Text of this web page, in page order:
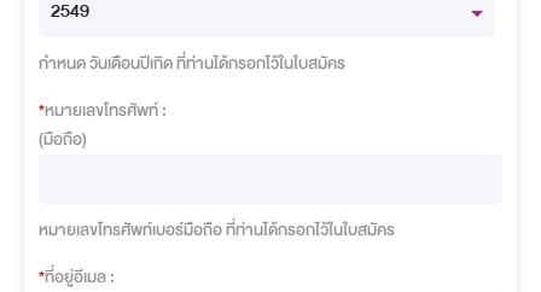
2549
กำหนด วันเดือนปีเกิด ที่ท่านได้กรอกไว้ในใบสมัคร
*หมายเลขโทรศัพท์ :
(มือถือ)
หมายเลขโทรศัพท์เบอร์มือถือ ที่ท่านได้กรอกไว้ในใบสมัคร
*ที่อยู่อีเมล :